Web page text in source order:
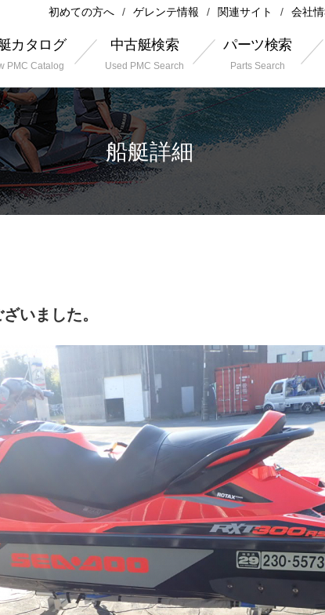
初めての方へ ゲレンテ情報 関連サイト 会社
カタログ
PMC Catalog
中古艇検索
Used PMC Search
パーツ検索
Parts Search
船艇詳細
いました。